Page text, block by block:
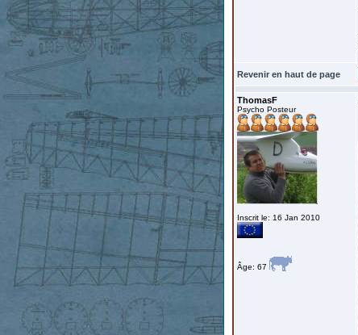
Revenir en haut de page
ThomasF
Psycho Posteur
Inscrit le: 16 Jan 2010
Âge: 67